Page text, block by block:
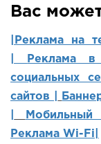
Вас
|Реклама на
Реклама
социальных
сайтов
Мобильный
Реклама Wi-Fi|